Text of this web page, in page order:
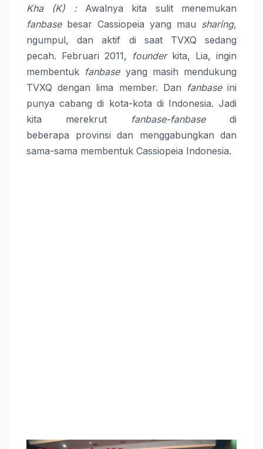
Kha (K) : Awalnya kita sulit menemukan
fanbasebesar Cassiopeia yang mau sharing,
ngumpul, dan aktif di saat TVXQ sedang
pecah. Februari 2011, founderkita, Lia, ingin
membentuk fanbaseyang masih mendukung
TVXQ dengan lima member. Dan fanbaseini
punya cabang di kota-kota di Indonesia. Jadi
kita merekrut fanbase-fanbasedi
beberapa provinsi dan menggabungkan dan
sama-sama membentuk Cassiopeia Indonesia.